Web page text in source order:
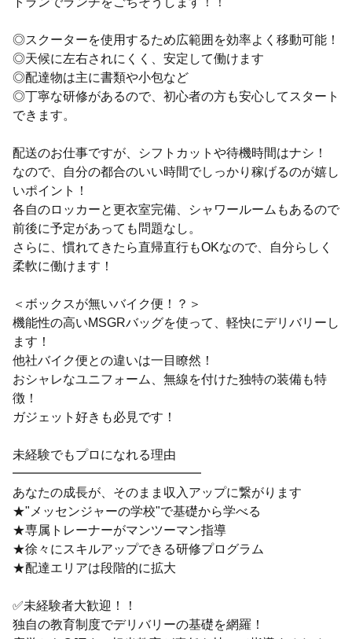
◎スクーターを使用するため広範囲を効率よく移動可能！
◎天候に左右されにくく、安定して働けます
◎配達物は主に書類や小包など
◎丁寧な研修があるので、初心者の方も安心してスタート
できます。
配送のお仕事ですが、シフトカットや待機時間はナシ！
なので、自分の都合のいい時間でしっかり稼げるのが嬉し
いポイント！
各自のロッカーと更衣室完備、シャワールームもあるので
前後に予定があっても問題なし。
さらに、慣れてきたら直帰直行もOKなので、自分らしく
柔軟に働けます！
＜ボックスが無いバイク便！？＞
機能性の高いMSGRバッグを使って、軽快にデリバリーし
ます！
他社バイク便との違いは一目瞭然！
おシャレなユニフォーム、無線を付けた独特の装備も特
徴！
ガジェット好きも必見です！
未経験でもプロになれる理由
━━━━━━━━━━━━━━━
あなたの成長が、そのまま収入アップに繋がります
★"メッセンジャーの学校"で基礎から学べる
★専属トレーナーがマンツーマン指導
★徐々にスキルアップできる研修プログラム
★配達エリアは段階的に拡大
✅未経験者大歓迎！！
独自の教育制度でデリバリーの基礎を網羅！